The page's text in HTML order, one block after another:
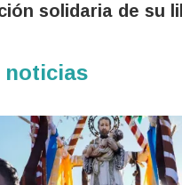
solidaria de su
noticias